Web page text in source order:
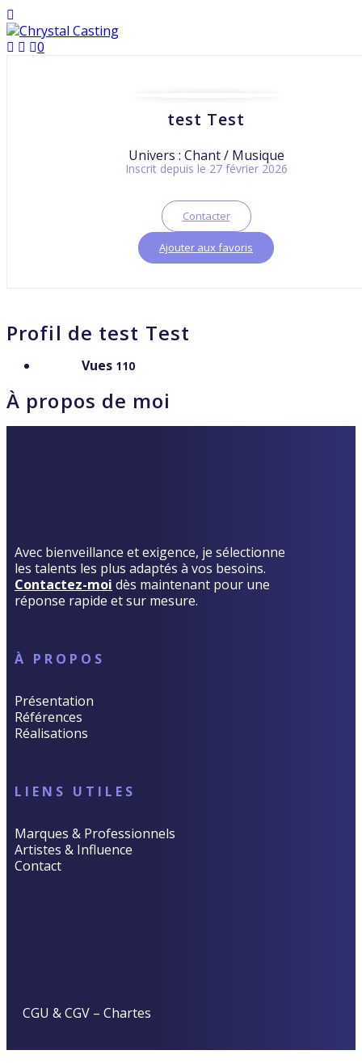
0
test Test
Univers : Chant / Musique
Inscrit depuis le 27 février 2026
Contacter
Ajouter aux favoris
Profil de test Test
Vues 110
À propos de moi
Avec bienveillance et exigence, je sélectionne
les talents les plus adaptés à vos besoins.
Contactez-moi dès maintenant pour une
réponse rapide et sur mesure.
À PROPOS
Présentation
Références
Réalisations
LIENS UTILES
Marques & Professionnels
Artistes & Influence
Contact
CGU & CGV – Chartes